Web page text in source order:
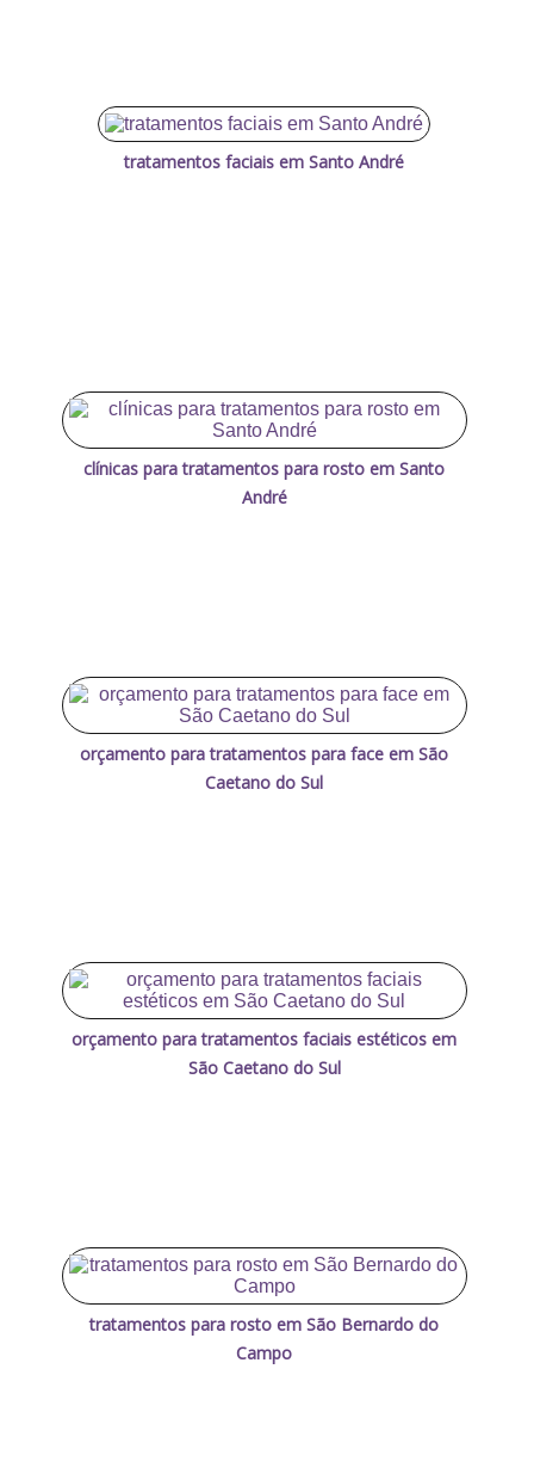
tratamentos faciais em Santo André
clínicas para tratamentos para rosto em Santo
André
orçamento para tratamentos para face em São
Caetano do Sul
orçamento para tratamentos faciais estéticos em
São Caetano do Sul
tratamentos para rosto em São Bernardo do
Campo